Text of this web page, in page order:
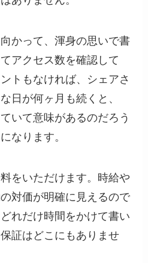
かって、渾身の思いで書
アクセス数を確認して
トもなければ、シェアさ
日が何ヶ月も続くと、
いて意味があるのだろう
なります。
をいただけます。時給や
対価が明確に見えるので
れだけ時間をかけて書い
証はどこにもありませ